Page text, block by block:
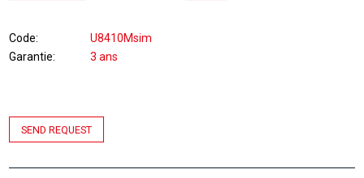
Code
U8410Msim
Garantie
3 ans
SEND REQUEST